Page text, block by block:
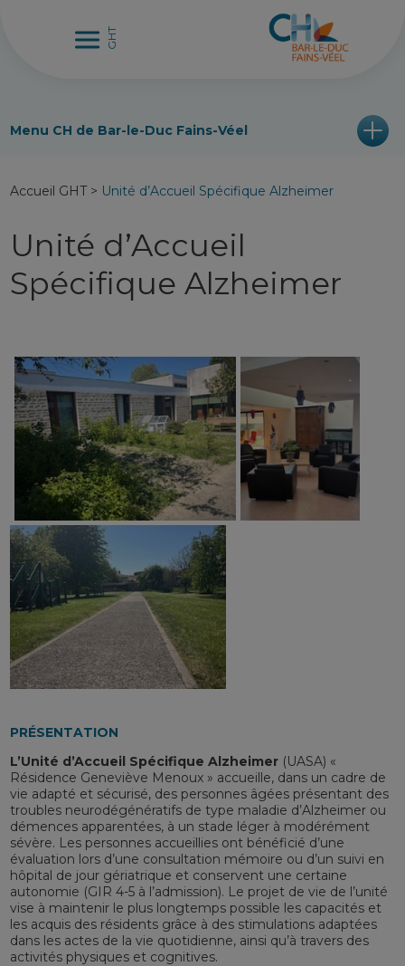
Menu CH de Bar-le-Duc Fains-Véel
Accueil GHT> Unité d’Accueil Spécifique Alzheimer
Unité d’Accueil
Spécifique Alzheimer
PRÉSENTATION
L’Unité d’Accueil Spécifique Alzheimer (UASA) «
Résidence Geneviève Menoux » accueille, dans un cadre de
vie adapté et sécurisé, des personnes âgées présentant des
troubles neurodégénératifs de type maladie d’Alzheimer ou
démences apparentées, à un stade léger à modérément
sévère. Les personnes accueillies ont bénéficié d’une
évaluation lors d’une consultation mémoire ou d’un suivi en
hôpital de jour gériatrique et conservent une certaine
autonomie (GIR 4-5 à l’admission). Le projet de vie de l’unité
vise à maintenir le plus longtemps possible les capacités et
les acquis des résidents grâce à des stimulations adaptées
dans les actes de la vie quotidienne, ainsi qu’à travers des
activités physiques et cognitives.